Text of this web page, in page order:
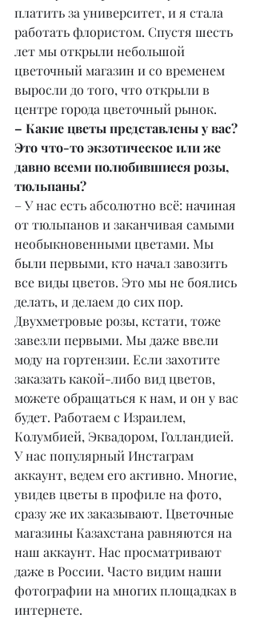
платить за университет, и я стала
работать флористом. Спустя шесть
лет мы открыли небольшой
цветочный магазин и со временем
выросли до того, что открыли в
центре города цветочный рынок.
– Какие цветы представлены у вас?
Это что-то экзотическое или же
давно всеми полюбившиеся розы,
тюльпаны?
– У нас есть абсолютно всё: начиная
от тюльпанов и заканчивая самыми
необыкновенными цветами. Мы
были первыми, кто начал завозить
все виды цветов. Это мы не боялись
делать, и делаем до сих пор.
Двухметровые розы, кстати, тоже
завезли первыми. Мы даже ввели
моду на гортензии. Если захотите
заказать какой-либо вид цветов,
можете обращаться к нам, и он у вас
будет. Работаем с Израилем,
Колумбией, Эквадором, Голландией.
У нас популярный Инстаграм
аккаунт, ведем его активно. Многие,
увидев цветы в профиле на фото,
сразу же их заказывают. Цветочные
магазины Казахстана равняются на
наш аккаунт. Нас просматривают
даже в России. Часто видим наши
фотографии на многих площадках в
интернете.